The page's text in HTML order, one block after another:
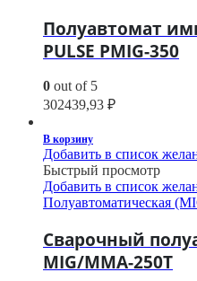
Полуавтомат
PULSE PMIG-350
0 out of 5
302439,93 ₽
В корзину
Добавить в список
Быстрый просмотр
Добавить в список
Полуавтоматическая
Сварочный
MIG/MMA-250T